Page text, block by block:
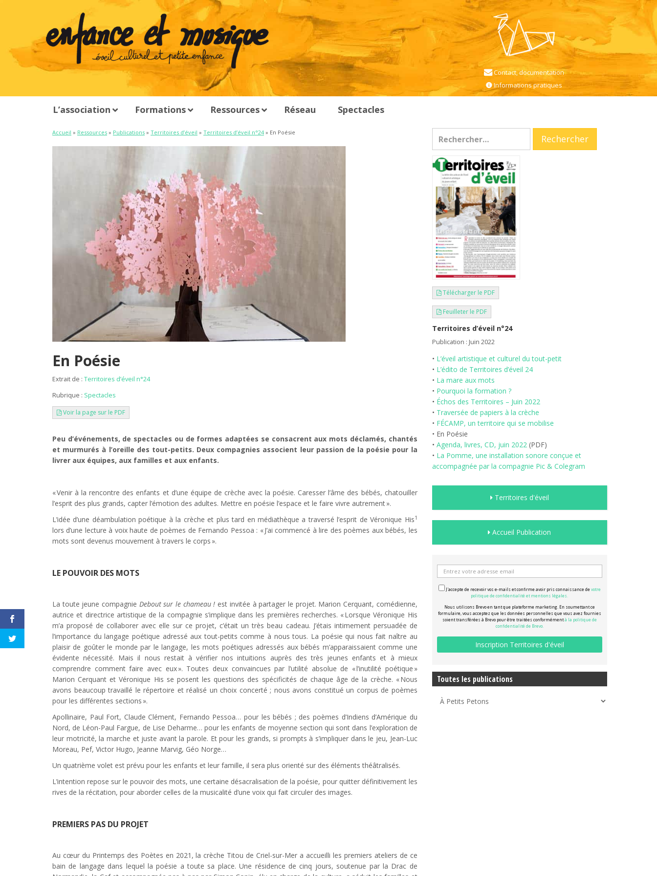
Contact, documentation
Informations pratiques
L’association Formations Ressources Réseau Spectacles
Accueil » Ressources » Publications » Territoires d’éveil » Territoires d’éveil n°24 » En Poésie
En Poésie
Extrait de : Territoires d’éveil n°24
Rubrique : Spectacles
Voir la page sur le PDF
Peu d’événements, de spectacles ou de formes adaptées se consacrent aux mots déclamés, chantés
et murmurés à l’oreille des tout-petits. Deux compagnies associent leur passion de la poésie pour la
livrer aux équipes, aux familles et aux enfants.
« Venir à la rencontre des enfants et d’une équipe de crèche avec la poésie. Caresser l’âme des bébés, chatouiller
l’esprit des plus grands, capter l’émotion des adultes. Mettre en poésie l’espace et le faire vivre autrement ».
L’idée d’une déambulation poétique à la crèche et plus tard en médiathèque a traversé l’esprit de Véronique His1
lors d’une lecture à voix haute de poèmes de Fernando Pessoa : « J’ai commencé à lire des poèmes aux bébés, les
mots sont devenus mouvement à travers le corps ».
LE POUVOIR DES MOTS
La toute jeune compagnie Debout sur le chameau ! est invitée à partager le projet. Marion Cerquant, comédienne,
autrice et directrice artistique de la compagnie s’implique dans les premières recherches. « Lorsque Véronique His
m’a proposé de collaborer avec elle sur ce projet, c’était un très beau cadeau. J’étais intimement persuadée de
l’importance du langage poétique adressé aux tout-petits comme à nous tous. La poésie qui nous fait naître au
plaisir de goûter le monde par le langage, les mots poétiques adressés aux bébés m’apparaissaient comme une
évidente nécessité. Mais il nous restait à vérifier nos intuitions auprès des très jeunes enfants et à mieux
comprendre comment faire avec eux ». Toutes deux convaincues par l’utilité absolue de « l’inutilité poétique »
Marion Cerquant et Véronique His se posent les questions des spécificités de chaque âge de la crèche. « Nous
avons beaucoup travaillé le répertoire et réalisé un choix concerté ; nous avons constitué un corpus de poèmes
pour les différentes sections ».
Apollinaire, Paul Fort, Claude Clément, Fernando Pessoa… pour les bébés ; des poèmes d’Indiens d’Amérique du
Nord, de Léon-Paul Fargue, de Lise Deharme… pour les enfants de moyenne section qui sont dans l’exploration de
leur motricité, la marche et juste avant la parole. Et pour les grands, si prompts à s’impliquer dans le jeu, Jean-Luc
Moreau, Pef, Victor Hugo, Jeanne Marvig, Géo Norge…
Un quatrième volet est prévu pour les enfants et leur famille, il sera plus orienté sur des éléments théâtralisés.
L’intention repose sur le pouvoir des mots, une certaine désacralisation de la poésie, pour quitter définitivement les
rives de la récitation, pour aborder celles de la musicalité d’une voix qui fait circuler des images.
PREMIERS PAS DU PROJET
Au cœur du Printemps des Poètes en 2021, la crèche Titou de Criel-sur-Mer a accueilli les premiers ateliers de ce
bain de langage dans lequel la poésie a toute sa place. Une résidence de cinq jours, soutenue par la Drac de
Télécharger le PDF
Feuilleter le PDF
Territoires d’éveil n°24
Publication : Juin 2022
• L’éveil artistique et culturel du tout-petit
• L’édito de Territoires d’éveil 24
• La mare aux mots
• Pourquoi la formation ?
• Échos des Territoires – Juin 2022
• Traversée de papiers à la crèche
• FÉCAMP, un territoire qui se mobilise
• En Poésie
• Agenda, livres, CD, juin 2022 (PDF)
• La Pomme, une installation sonore conçue et
accompagnée par la compagnie Pic & Colegram
Territoires d'éveil
Accueil Publication
J'accepte de recevoir vos e-mails et confirme avoir pris connaissance de votre
politique de confidentialité et mentions légales.
Nous utilisons Brevo en tant que plateforme marketing. En soumettant ce
formulaire, vous acceptez que les données personnelles que vous avez fournies
soient transférées à Brevo pour être traitées conformémentà la politique de
confidentialité de Brevo.
Toutes les publications